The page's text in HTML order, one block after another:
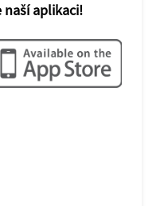
naší aplikaci!